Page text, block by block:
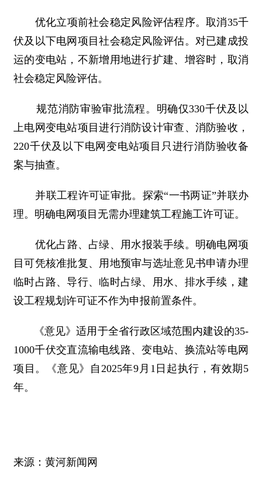
优化立项前社会稳定风险评估程序。取消35千
伏及以下电网项目社会稳定风险评估。对已建成投
运的变电站，不新增用地进行扩建、增容时，取消
社会稳定风险评估。
规范消防审验审批流程。明确仅330千伏及以
上电网变电站项目进行消防设计审查、消防验收，
220千伏及以下电网变电站项目只进行消防验收备
案与抽查。
并联工程许可证审批。探索“一书两证”并联办
理。明确电网项目无需办理建筑工程施工许可证。
优化占路、占绿、用水报装手续。明确电网项
目可凭核准批复、用地预审与选址意见书申请办理
临时占路、导行、临时占绿、用水、排水手续，建
设工程规划许可证不作为申报前置条件。
《意见》适用于全省行政区域范围内建设的35-
1000千伏交直流输电线路、变电站、换流站等电网
项目。《意见》自2025年9月1日起执行，有效期5
年。
来源：黄河新闻网